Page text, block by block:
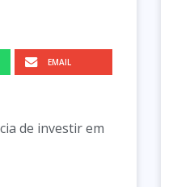
EMAIL
de investir em